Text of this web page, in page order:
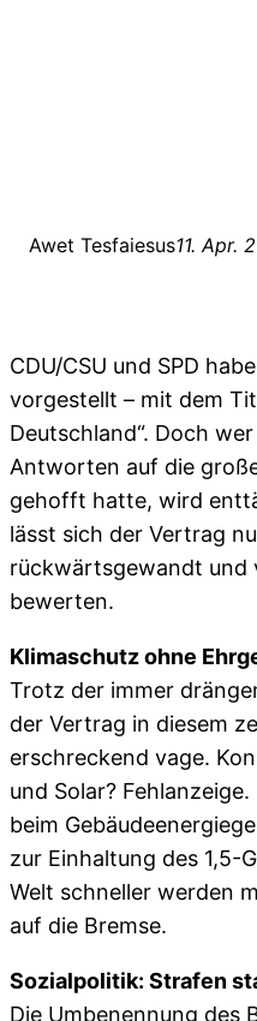
Awet Tesfaiesus11. Apr.
CDU/CSU und SPD
vorgestellt – mit dem
Deutschland“. Doch
Antworten auf die
gehofft hatte, wird
lässt sich der Vertrag
rückwärtsgewandt und
bewerten.
Klimaschutz ohne
Trotz der immer
der Vertrag in diesem
erschreckend vage.
und Solar?
beim
zur Einhaltung des 1,5-
Welt schneller werden
auf die Bremse.
Sozialpolitik: Strafen
Die Umbenennung des